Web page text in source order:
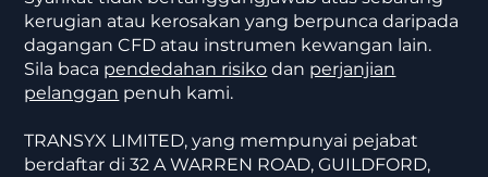
kerugian atau kerosakan yang berpunca daripada
dagangan CFD atau instrumen kewangan lain.
Sila baca pendedahan risiko dan perjanjian
pelanggan penuh kami.
TRANSYX LIMITED, yang mempunyai pejabat
berdaftar di 32 A WARREN ROAD, GUILDFORD,